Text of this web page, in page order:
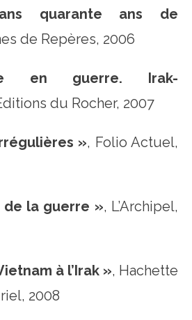
quarante ans de
de Repères, 2006
en guerre. Irak-
du Rocher, 2007
», Folio Actuel,
la guerre », L’Archipel,
à l’Irak », Hachette
2008